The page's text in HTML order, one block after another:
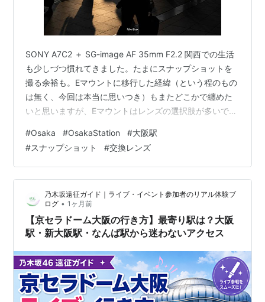
特急・急行列車
「サンダーバード」「雷鳥」「びわこエクスプレ
ス」
「 北近畿」「 文殊 」「タンゴエクスプローラー」
「 はまかぜ」「スーパーはくと」
急行
「きたぐに」
寝台特急
「日本海」「トワイライトエクスプレス」
関連キーワード
大阪ステーションシティ
SONY A7C2 ＋ SG-image AF 35mm F2.2 関西での生活
も少しづつ慣れてきました。たまにスナップショットを
撮る余裕も。Eマウントに移行した経緯（という程のもの
は無く、今回は本当に思いつき）もまたどこかで纏めた
いと思いますが、Eマウントはレンズの選択肢が多いです
フルサイズ用で実売3万円程度。 SG-image AF 35mm
F2.2 フルサイズ対応 Eマウント ソニーE互換 単焦点 大口
径 パンケーキレンズ ブラック (2年保証付) (国内正規品)
SG-image Amazon A7C2 + SG-image …
#Osaka #OsakaStation #大阪駅
#スナップショット #交換レンズ
乃木坂遠征ガイド｜ライブ・イベント参加者のリアル体験ブ
ログ • 1ヶ月前
【京セラドーム大阪の行き方】最寄り駅は？大阪
駅・新大阪駅・なんば駅から迷わないアクセス